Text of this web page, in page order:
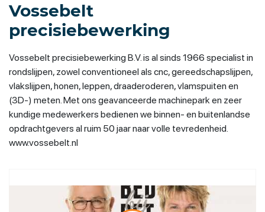
Vossebelt
precisiebewerking
Vossebelt precisiebewerking B.V. is al sinds 1966 specialist in
rondslijpen, zowel conventioneel als cnc, gereedschapslijpen,
vlakslijpen, honen, leppen, draaderoderen, vlamspuiten en
(3D-) meten. Met ons geavanceerde machinepark en zeer
kundige medewerkers bedienen we binnen- en buitenlandse
opdrachtgevers al ruim 50 jaar naar volle tevredenheid.
www.vossebelt.nl